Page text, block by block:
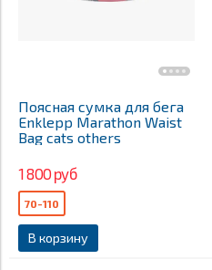
Поясная сумка для бега
Enklepp Marathon Waist
Bag cats others
1 800 руб
В корзину
70-110